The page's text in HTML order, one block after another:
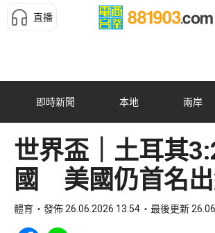
直播
即時新聞 本地 兩岸
世界盃｜土耳其
國 美國仍首名
體育 發佈 26.06.2026 13:54 最後更新
Share to Facebook
Share to WhatsApp